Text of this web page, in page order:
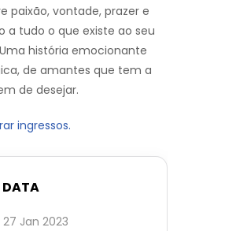
paixão, vontade, prazer e
a tudo o que existe ao seu
história emocionante
de amantes que tem a
de desejar.
ingressos.
DATA
27 Jan 2023